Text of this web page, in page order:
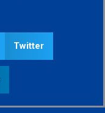
Twitter